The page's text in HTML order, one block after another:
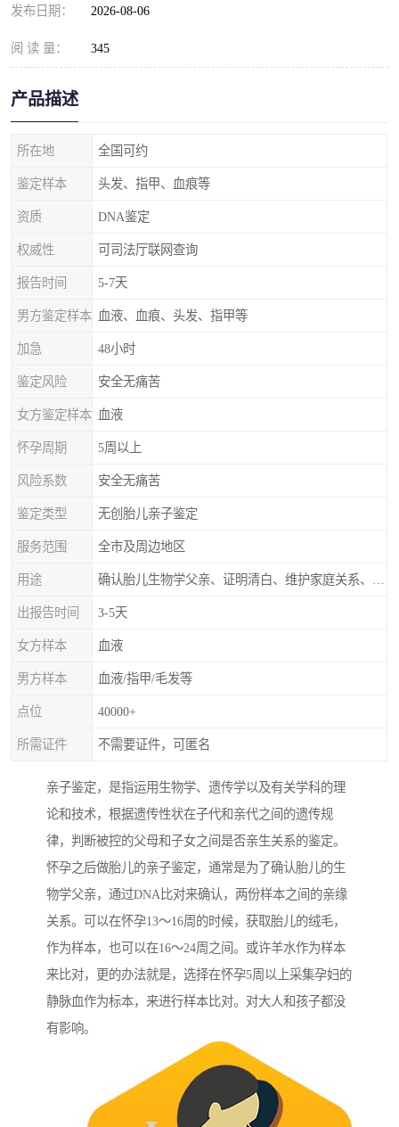
发布日期： 2026-08-06
阅 读 量： 345
产品描述
所在地 全国可约
鉴定样本 头发、指甲、血痕等
资质 DNA鉴定
权威性 可司法厅联网查询
报告时间 5-7天
男方鉴定样本 血液、血痕、头发、指甲等
加急 48小时
鉴定风险 安全无痛苦
女方鉴定样本 血液
怀孕周期 5周以上
风险系数 安全无痛苦
鉴定类型 无创胎儿亲子鉴定
服务范围 全市及周边地区
用途
出报告时间 3-5天
女方样本 血液
男方样本 血液/指甲/毛发等
点位 40000+
所需证件 不需要证件，可匿名
亲子鉴定，是指运用生物学、遗传学以及有关学科的理
论和技术，根据遗传性状在子代和亲代之间的遗传规
律，判断被控的父母和子女之间是否亲生关系的鉴定。
怀孕之后做胎儿的亲子鉴定，通常是为了确认胎儿的生
物学父亲，通过DNA比对来确认，两份样本之间的亲缘
关系。可以在怀孕13～16周的时候，获取胎儿的绒毛，
作为样本，也可以在16～24周之间。或许羊水作为样本
来比对，更的办法就是，选择在怀孕5周以上采集孕妇的
静脉血作为标本，来进行样本比对。对大人和孩子都没
有影响。